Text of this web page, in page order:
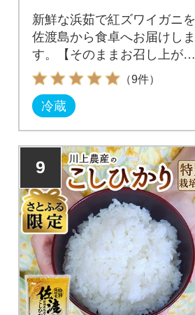
新鮮な浜茹で紅ズワイガニを
佐渡島から食卓へお届けしま
す。【そのままお召し上がり
いただけます】
（9件）
冷蔵
9